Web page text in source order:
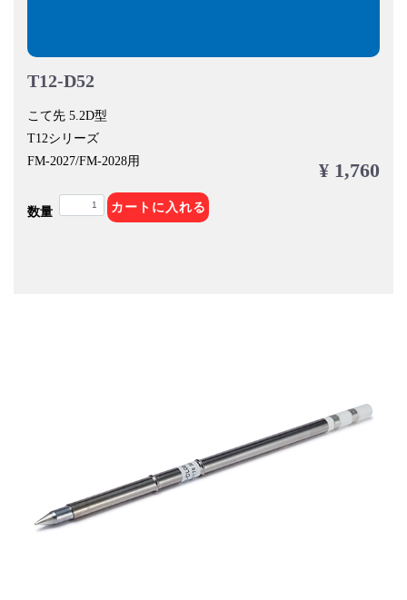
T12-D52
こて先 5.2D型
T12シリーズ
FM-2027/FM-2028用
¥ 1,760
数量 カートに入れる